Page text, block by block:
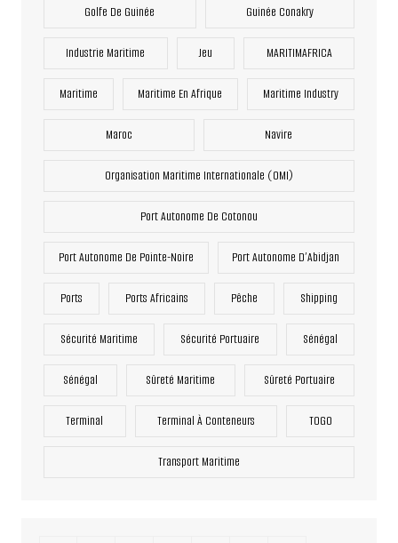
Golfe De Guinée Guinée Conakry
Industrie Maritime Jeu MARITIMAFRICA
Maritime Maritime En Afrique Maritime Industry
Maroc Navire
Organisation Maritime Internationale (OMI)
Port Autonome De Cotonou
Port Autonome De Pointe-Noire Port Autonome D’Abidjan
Ports Ports Africains Pêche Shipping
Sécurité Maritime Sécurité Portuaire Sénégal
Sénégal Sûreté Maritime Sûreté Portuaire
Terminal Terminal À Conteneurs TOGO
Transport Maritime